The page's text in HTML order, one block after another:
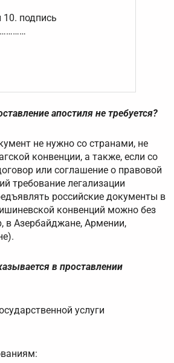
подпись
апостиля не требуется?
не нужно со странами, не
конвенции, а также, если со
или соглашение о правовой
требование легализации
российские документы в
конвенций можно без
в Азербайджане, Армении,
в проставлении
услуги